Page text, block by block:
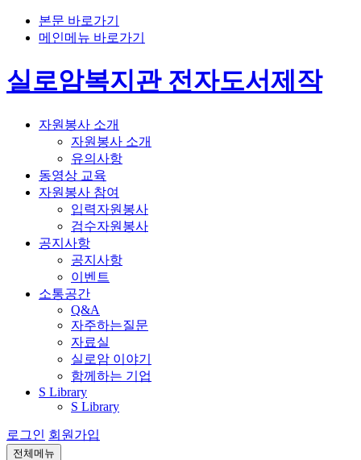
본문 바로가기
메인메뉴 바로가기
실로암복지관 전자도서제작
자원봉사 소개
자원봉사 소개
유의사항
동영상 교육
자원봉사 참여
입력자원봉사
검수자원봉사
공지사항
공지사항
이벤트
소통공간
Q&A
자주하는질문
자료실
실로암 이야기
함께하는 기업
S Library
S Library
로그인 회원가입
전체메뉴